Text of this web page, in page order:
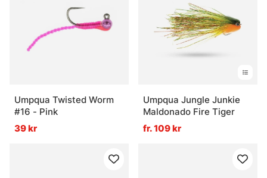
Umpqua Twisted Worm
#16 - Pink
39 kr
Umpqua Jungle Junkie
Maldonado Fire Tiger
fr. 109 kr